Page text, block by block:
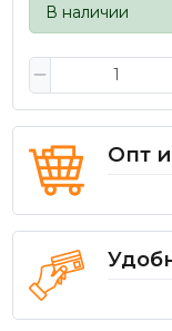
В наличии
Опт